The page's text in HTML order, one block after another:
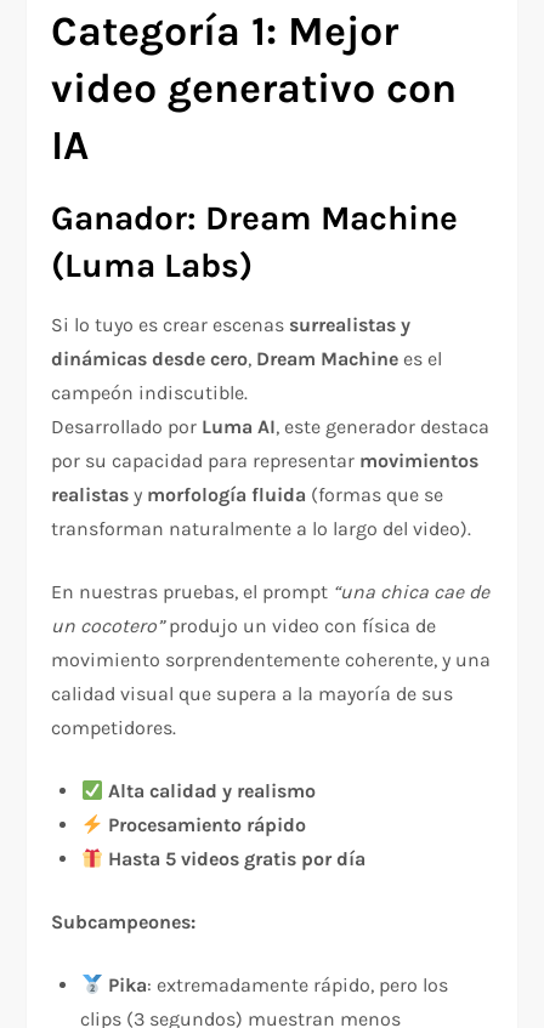
Categoría 1: Mejor
video generativo con
IA
Ganador: Dream Machine
(Luma Labs)
Si lo tuyo es crear escenas surrealistas y
dinámicas desde cero, Dream Machine es el
campeón indiscutible.
Desarrollado por Luma AI, este generador destaca
por su capacidad para representar movimientos
realistas y morfología fluida (formas que se
transforman naturalmente a lo largo del video).
En nuestras pruebas, el prompt “una chica cae de
un cocotero”produjo un video con física de
movimiento sorprendentemente coherente, y una
calidad visual que supera a la mayoría de sus
competidores.
Alta calidad y realismo
Procesamiento rápido
Hasta 5 videos gratis por día
Subcampeones:
Pika: extremadamente rápido, pero los
clips (3 segundos) muestran menos